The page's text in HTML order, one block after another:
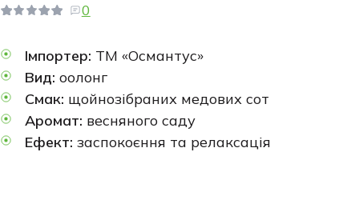
0
Імпортер: ТМ «Османтус»
Вид: оолонг
Смак: щойнозібраних медових сот
Аромат: весняного саду
Ефект: заспокоєння та релаксація